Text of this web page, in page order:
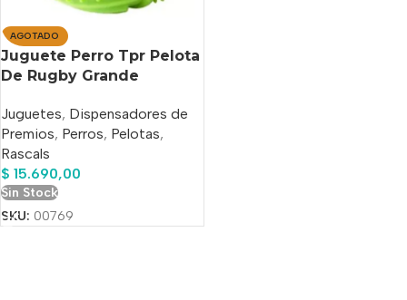
AGOTADO
Juguete Perro Tpr Pelota
De Rugby Grande
Juguetes, Dispensadores de
Premios, Perros, Pelotas,
Rascals
$ 15.690,00
Sin Stock
SKU: 00769